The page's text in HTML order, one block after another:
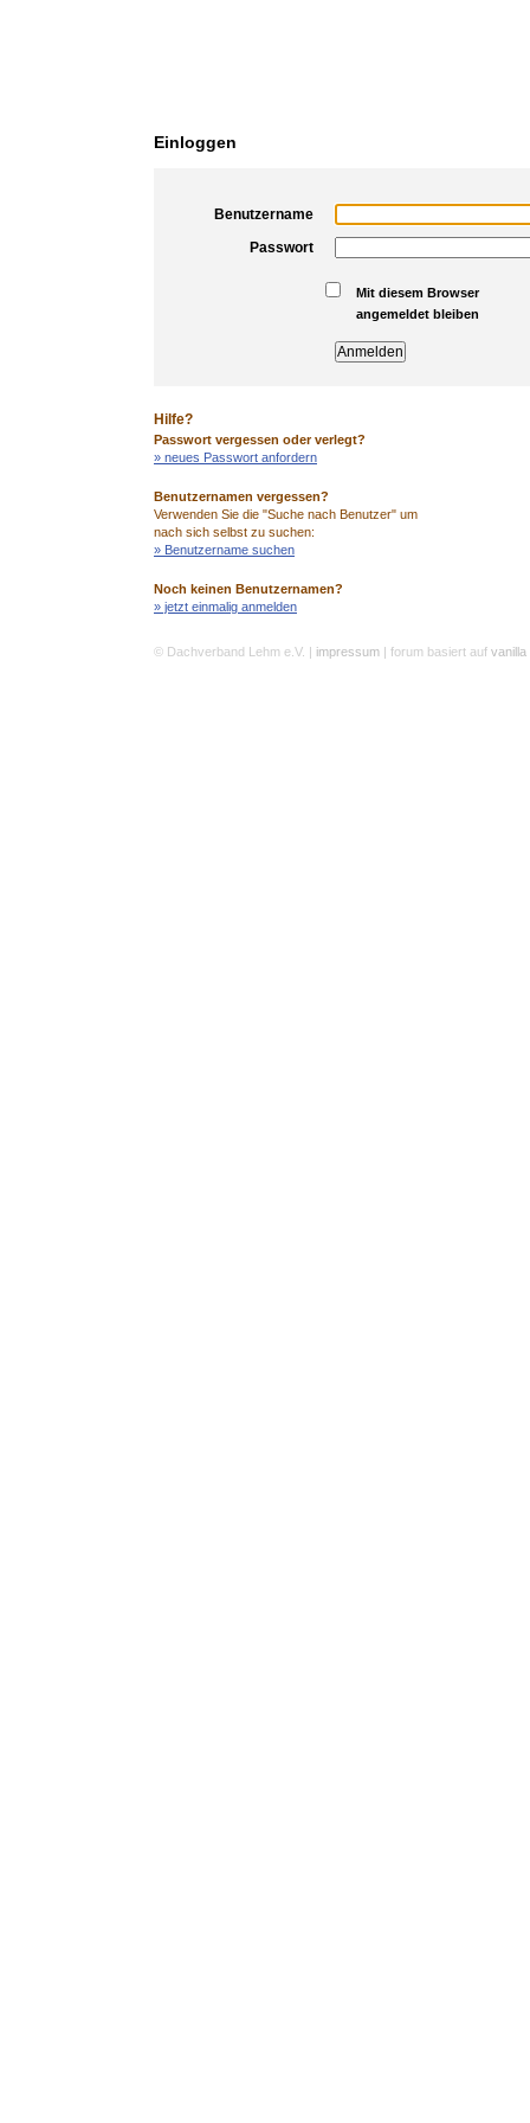
Einloggen
Benutzername
Passwort
Mit diesem Browser
angemeldet bleiben
Hilfe?
Passwort vergessen oder verlegt?
» neues Passwort anfordern
Benutzernamen vergessen?
Verwenden Sie die "Suche nach Benutzer" um
nach sich selbst zu suchen:
» Benutzername suchen
Noch keinen Benutzernamen?
» jetzt einmalig anmelden
© Dachverband Lehm e.V. | impressum | forum basiert auf vanilla